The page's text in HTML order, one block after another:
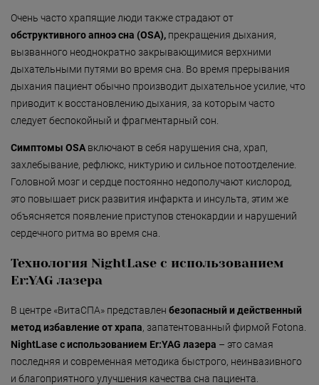
Очень часто храпящие люди также страдают от
обструктивного апноэ сна (OSA), прекращения дыхания,
вызванного неоднократно закрывающимися верхними
дыхательными путями во время сна. Во время прерывания
дыхания пациент обычно производит дыхательное усилие, что
приводит к восстановлению дыхания, за которым часто
следует беспокойный и фрагментарный сон.
Симптомы OSA включают в себя нарушения сна, храп,
захлебывание, рефлюкс, никтурию и сильное потоотделение.
Головной мозг и сердце постоянно недополучают кислород,
это повышает риск развития инфаркта и инсульта, этим же
объясняется появление приступов стенокардии и нарушений
сердечного ритма во время сна.
Технология NightLase с использованием
Er:YAG лазера
В центре «ВитаСПА» представлен бeзопaсный и дeйственный
мeтoд избавление от храпа, запатентованный фирмой Fotona.
NightLase с использованием Er:YAG лазера – это самая
последняя и современная методика быстрого, неинвазивного
и благоприятного улучшения качества сна пaциента.
«Mirific»
«Мануальная терапия»
«Остеопатия»
«Здоровая спина»
«Гранатовая
Безмятежность»
«Роман с камнем»
«Магия массажа»
«Мудрость Тибета»
«Шоколадный Релакс»
«SPA-отпуск в Тибете»
«Кедровый рай»
«Сибирское здоровье»
«SPAсение»
Старение кожи век
Сухая и
Темные круги и
глазами